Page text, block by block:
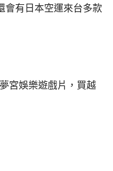
會有日本空運來台多款
宮娛樂遊戲片，買越